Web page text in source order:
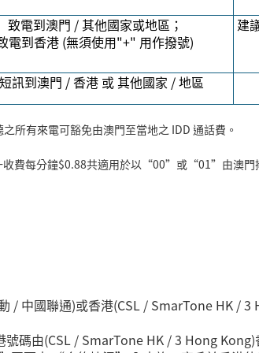
致電到澳門 / 其他國家或地區；
電到香港 (無須使用"+" 用作撥號)
建
訊到澳門 /香港 或 其他國家 /地區
所有來電可豁免由澳門至當地之 IDD 通話費。
收費每分鐘$0.88共適用於以 “00” 或 “01” 由澳門
/ 中國聯通)或香港(CSL / SmarTone HK /
碼由(CSL / SmarTone HK / 3 Hong